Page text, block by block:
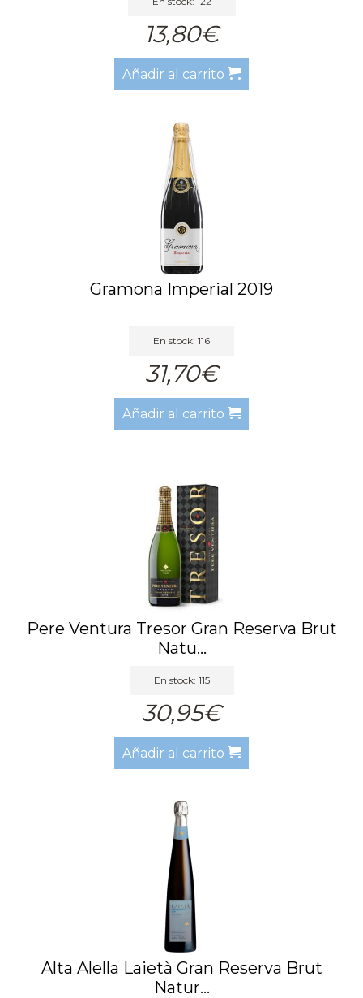
13,80€
Añadir al carrito
Gramona Imperial 2019
En stock: 116
31,70€
Añadir al carrito
Pere Ventura Tresor Gran Reserva Brut
Natu...
En stock: 115
30,95€
Añadir al carrito
Alta Alella Laietà Gran Reserva Brut
Natur...